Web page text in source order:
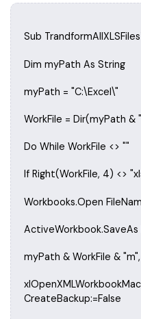
Sub
Dim myPath As String
myPath = "C:\Excel\"
WorkFile = Dir(myPath &
Do While WorkFile <> ""
If Right(WorkFile, 4) <>
Workbooks.Open
ActiveWorkbook.SaveAs
myPath & WorkFile & "m",
CreateBackup:=False